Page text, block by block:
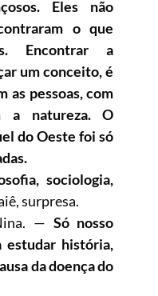
Eles não
o que
Encontrar a
um conceito, é
as pessoas, com
a natureza. O
do Oeste foi só
sociologia,
surpresa.
— Só nosso
estudar história,
da doença do